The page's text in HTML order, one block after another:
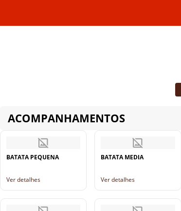
ACOMPANHAMENTOS
BATATA PEQUENA
Ver detalhes
BATATA MEDIA
Ver detalhes